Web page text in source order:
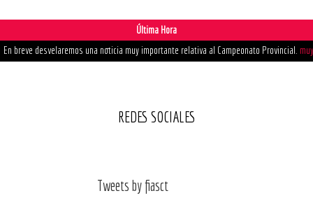
Última Hora
En breve desvelaremos una noticia muy importante relativa al Campeonato Provincial.
REDES SOCIALES
Tweets by fiasct